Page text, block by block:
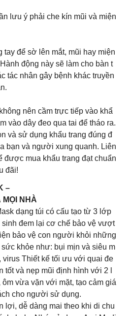
lưu ý phải che kín mũi và miện
tay để sờ lên mắt, mũi hay miện
động này sẽ làm cho bàn t
tác nhân gây bệnh khác truyền
nên cầm trực tiếp vào khẩ
vào dây đeo qua tai để tháo ra.
và sử dụng khẩu trang đúng đ
bạn và người xung quanh. Liên
được mua khẩu trang đạt chuẩn
đãi!
–
MỌI NHÀ
dạng túi có cấu tạo từ 3 lớp
đem lại cơ chế bảo vệ vượt
bảo vệ con người khỏi những
khỏe như: bụi mịn và siêu m
virus Thiết kế tối ưu với quai đe
tốt và nẹp mũi định hình với 2 l
vừa vặn với mặt, tạo cảm giá
cho người sử dụng.
lợi, dễ dàng mai theo khi di chu